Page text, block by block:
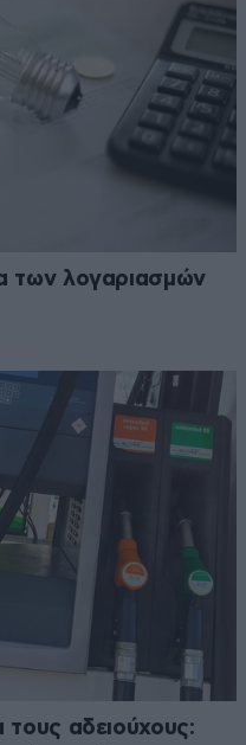
των λογαριασμών
τους αδειούχους: